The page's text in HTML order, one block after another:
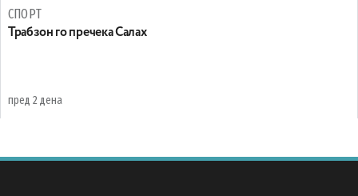
СПОРТ
Трабзон го пречека Салах
пред 2 дена